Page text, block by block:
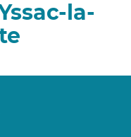
la-